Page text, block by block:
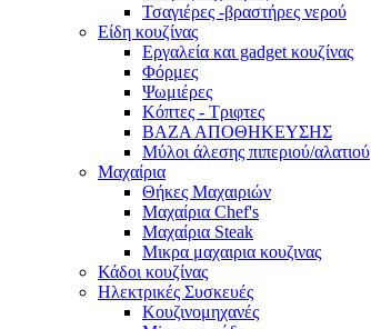
Τσαγιέρες -βραστήρες νερού
Είδη κουζίνας
Εργαλεία και gadget κουζίνας
Φόρμες
Ψωμιέρες
Κόπτες - Τριφτες
ΒΑΖΑ ΑΠΟΘΗΚΕΥΣΗΣ
Μύλοι άλεσης πιπεριού/αλατιού
Μαχαίρια
Θήκες Μαχαιριών
Μαχαίρια Chef's
Μαχαίρια Steak
Μικρα μαχαιρια κουζινας
Κάδοι κουζίνας
Ηλεκτρικές Συσκευές
Κουζινομηχανές